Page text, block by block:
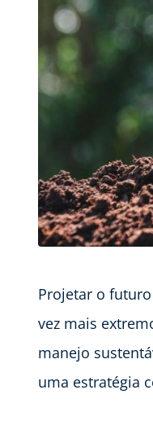
Projetar o
vez mais
manejo
uma estratégia